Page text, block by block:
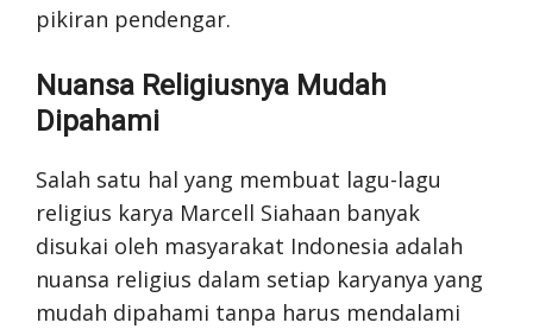
pikiran pendengar.
Nuansa Religiusnya Mudah
Dipahami
Salah satu hal yang membuat lagu-lagu
religius karya Marcell Siahaan banyak
disukai oleh masyarakat Indonesia adalah
nuansa religius dalam setiap karyanya yang
mudah dipahami tanpa harus mendalami